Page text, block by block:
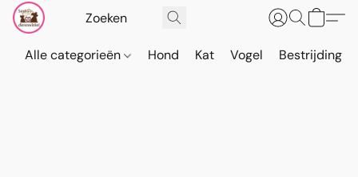
Alle categorieën Hond Kat Vogel Bestrijding